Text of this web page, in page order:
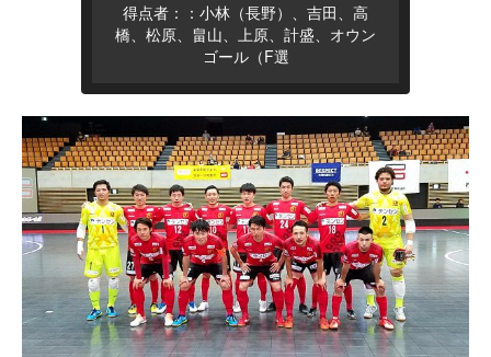
得点者：：小林（長野）、吉田、高
橋、松原、畠山、上原、計盛、オウン
ゴール（F選